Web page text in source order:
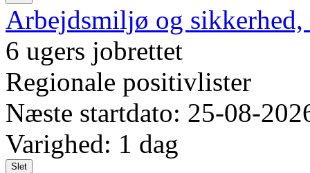
Arbejdsmiljø og
6 ugers jobrettet
Regionale positivlister
Næste startdato: 25-08-
Varighed: 1 dag
Slet